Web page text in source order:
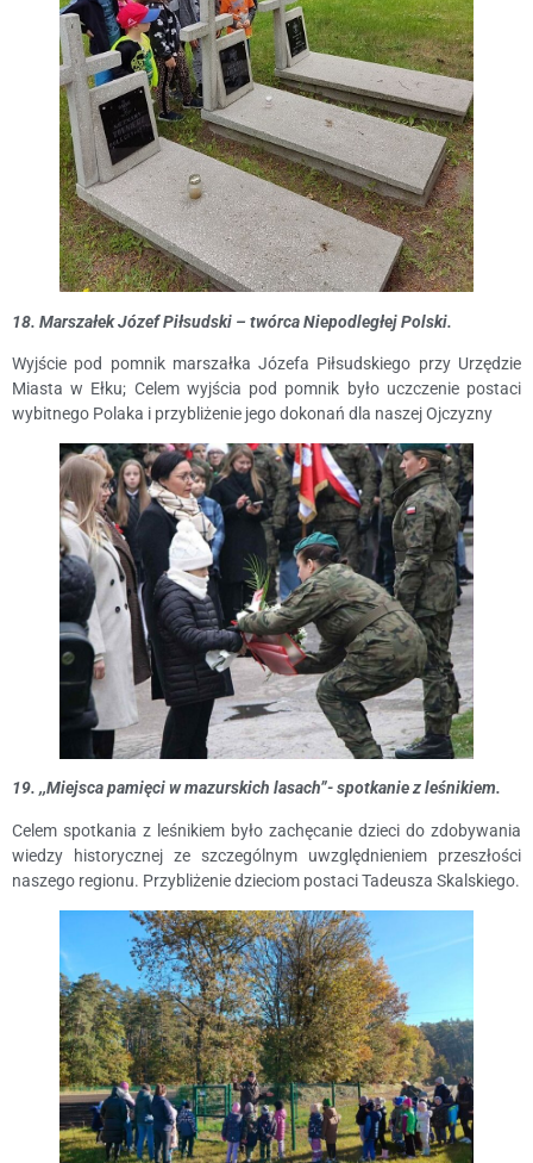
18. Marszałek Józef Piłsudski – twórca Niepodległej Polski.
Wyjście pod pomnik marszałka Józefa Piłsudskiego przy Urzędzie
Miasta w Ełku; Celem wyjścia pod pomnik było uczczenie postaci
wybitnego Polaka i przybliżenie jego dokonań dla naszej Ojczyzny
19. ,,Miejsca pamięci w mazurskich lasach”- spotkanie z leśnikiem.
Celem spotkania z leśnikiem było zachęcanie dzieci do zdobywania
wiedzy historycznej ze szczególnym uwzględnieniem przeszłości
naszego regionu. Przybliżenie dzieciom postaci Tadeusza Skalskiego.